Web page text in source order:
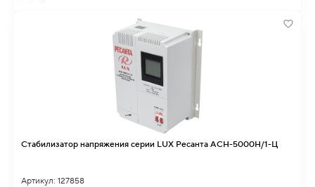
Стабилизатор напряжения серии LUX Ресанта АСН-5000Н/1-Ц
Артикул: 127858